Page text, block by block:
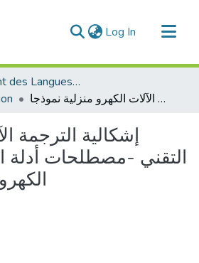
Log In (current)
Département des Langues étrangères
إشكالية الترجمة الآلية والمصطلح التقني -مصطلحات أدلة استعمال الآلات الكهرو منزلية نموذجا
إشكالية الترجمة
التقني -مصطلحات أدلة